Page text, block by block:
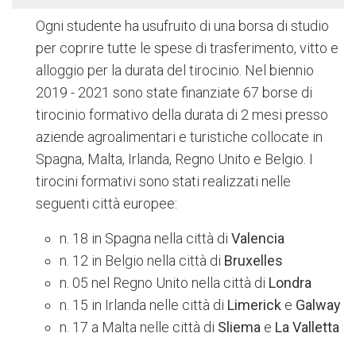
Ogni studente ha usufruito di una borsa di studio
per coprire tutte le spese di trasferimento, vitto e
alloggio per la durata del tirocinio. Nel biennio
2019 - 2021 sono state finanziate 67 borse di
tirocinio formativo della durata di 2 mesi presso
aziende agroalimentari e turistiche collocate in
Spagna, Malta, Irlanda, Regno Unito e Belgio. I
tirocini formativi sono stati realizzati nelle
seguenti città europee:
n. 18 in Spagna nella città di Valencia
n. 12 in Belgio nella città di Bruxelles
n. 05 nel Regno Unito nella città di Londra
n. 15 in Irlanda nelle città di Limerick e Galway
n. 17 a Malta nelle città di Sliema e La Valletta